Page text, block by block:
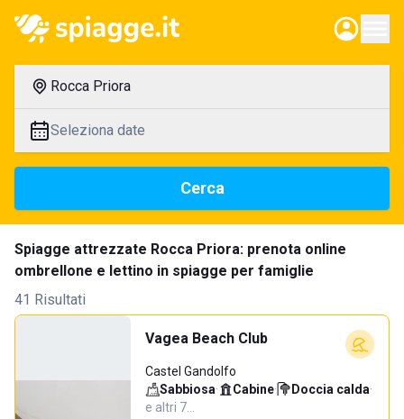
Rocca Priora
Seleziona date
Cerca
Spiagge attrezzate Rocca Priora: prenota online
ombrellone e lettino in spiagge per famiglie
41 Risultati
Vagea Beach Club
Castel Gandolfo
Sabbiosa· Cabine· Doccia calda·
e altri 7…